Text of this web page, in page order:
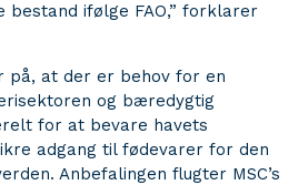
bestand ifølge FAO,” forklarer
på, at der er behov for en
og bæredygtig
for at bevare havets
adgang til fødevarer for den
Anbefalingen flugter MSC’s